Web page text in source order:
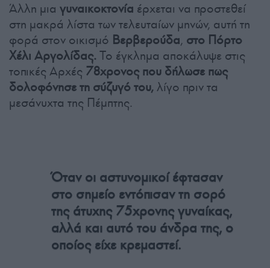
Άλλη μια γυναικοκτονία έρχεται να προστεθεί
στη μακρά λίστα των τελευταίων μηνών, αυτή τη
φορά στον οικισμό Βερβερούδα, στο Πόρτο
Χέλι Αργολίδας. Το έγκλημα αποκάλυψε στις
τοπικές Αρχές 78χρονος που δήλωσε πως
δολοφόνησε τη σύζυγό του,λίγο πριν τα
μεσάνυχτα της Πέμπτης.
Όταν οι αστυνομικοί έφτασαν
στο σημείο εντόπισαν τη σορό
της άτυχης 75χρονης γυναίκας,
αλλά και αυτό του άνδρα της, ο
οποίος είχε κρεμαστεί.